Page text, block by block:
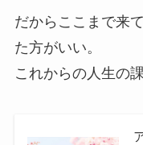
だからここまで来
た方がいい。
これからの人生の